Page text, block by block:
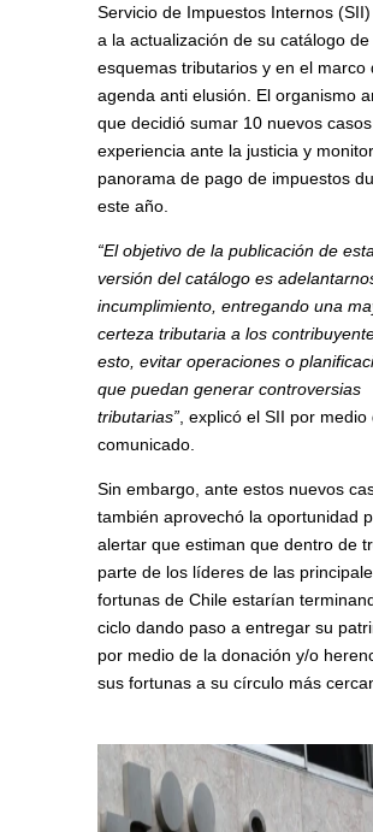
Servicio de Impuestos Internos
a la actualización de su catálogo de
esquemas tributarios y en el marco
agenda anti elusión. El organismo
que decidió sumar 10 nuevos
experiencia ante la justicia y
panorama de pago de impuestos
este año.
“El objetivo de la publicación de
versión del catálogo es
incumplimiento, entregando una
certeza tributaria a los
esto, evitar operaciones o
que puedan generar controversias
tributarias”, explicó el SII por medio
comunicado.
Sin embargo, ante estos nuevos
también aprovechó la oportunidad
alertar que estiman que dentro de
parte de los líderes de las
fortunas de Chile estarían
ciclo dando paso a entregar su
por medio de la donación y/o
sus fortunas a su círculo más